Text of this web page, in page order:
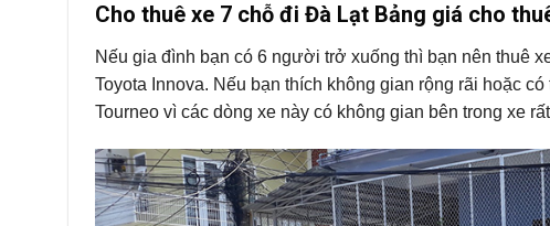
Cho thuê xe 7 chỗ đi Đà Lạt Bảng giá cho
Nếu gia đình bạn có 6 người trở xuống thì bạn nên thuê
Toyota Innova. Nếu bạn thích không gian rộng rãi hoặc
Tourneo vì các dòng xe này có không gian bên trong xe